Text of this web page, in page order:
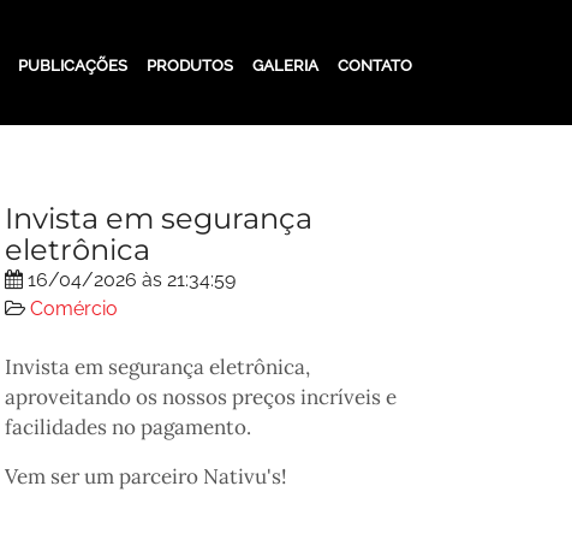
PUBLICAÇÕES PRODUTOS GALERIA CONTATO
Invista em segurança
eletrônica
16/04/2026 às 21:34:59
Comércio
Invista em segurança eletrônica,
aproveitando os nossos preços incríveis e
facilidades no pagamento.
Vem ser um parceiro Nativu's!